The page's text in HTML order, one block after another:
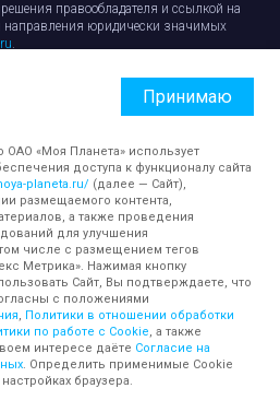
правообладателя и ссылкой на
направления юридически значимых
.
файлами
Обработка персональных данных
Принимаю
«Моя Планета» использует
доступа к функционалу сайта
planeta.ru/ (далее — Сайт),
размещаемого контента,
а также проведения
для улучшения
числе с размещением тегов
Метрика». Нажимая кнопку
Сайт, Вы подтверждаете, что
с положениями
, Политики в отношении обработки
по работе с Cookie, а также
интересе даёте Согласие на
. Определить применимые Cookie
браузера.